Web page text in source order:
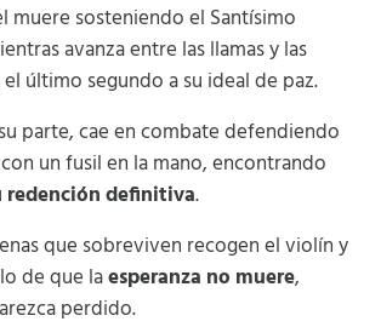
muere sosteniendo el Santísimo
avanza entre las llamas y las
el último segundo a su ideal de paz.
parte, cae en combate defendiendo
un fusil en la mano, encontrando
redención definitiva.
que sobreviven recogen el violín y
de que laesperanza no muere,
perdido.